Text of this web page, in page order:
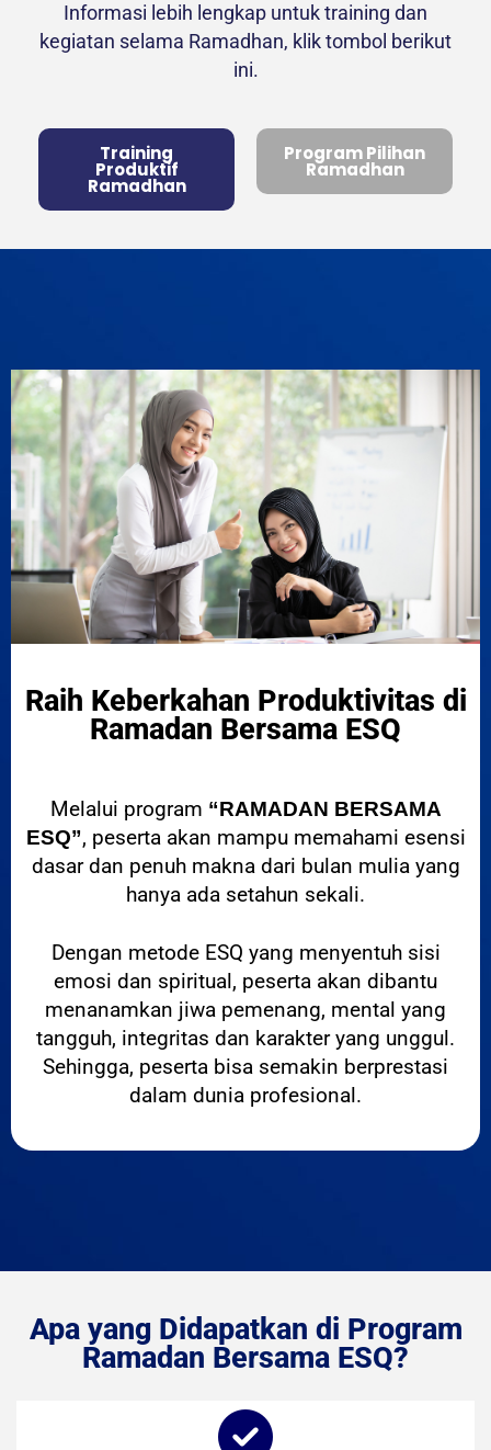
Informasi lebih lengkap untuk training dan
kegiatan selama Ramadhan, klik tombol berikut
ini.
Training
Produktif
Ramadhan
Program Pilihan
Ramadhan
Raih Keberkahan Produktivitas di
Ramadan Bersama ESQ
Melalui program “RAMADAN BERSAMA
ESQ”, peserta akan mampu memahami esensi
dasar dan penuh makna dari bulan mulia yang
hanya ada setahun sekali.
Dengan metode ESQ yang menyentuh sisi
emosi dan spiritual, peserta akan dibantu
menanamkan jiwa pemenang, mental yang
tangguh, integritas dan karakter yang unggul.
Sehingga, peserta bisa semakin berprestasi
dalam dunia profesional.
Apa yang Didapatkan di Program
Ramadan Bersama ESQ?